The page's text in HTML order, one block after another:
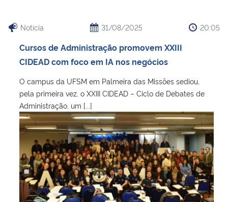
Notícia 31/08/2025 20:05
Cursos de Administração promovem XXIII
CIDEAD com foco em IA nos negócios
O campus da UFSM em Palmeira das Missões sediou,
pela primeira vez, o XXIII CIDEAD – Ciclo de Debates de
Administração, um [...]